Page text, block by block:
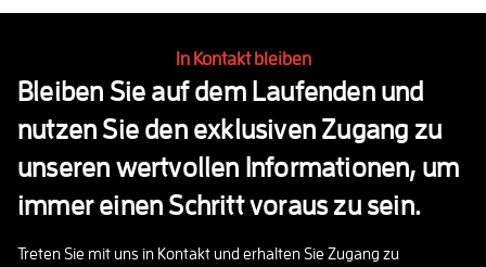
In Kontakt bleiben
Bleiben Sie auf dem Laufenden und
nutzen Sie den exklusiven Zugang zu
unseren wertvollen Informationen, um
immer einen Schritt voraus zu sein.
Treten Sie mit uns in Kontakt und erhalten Sie Zugang zu